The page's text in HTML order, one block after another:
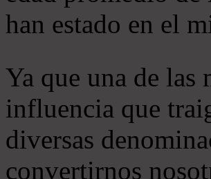
han estado en el
Ya que una de las
influencia que
diversas
convertirnos